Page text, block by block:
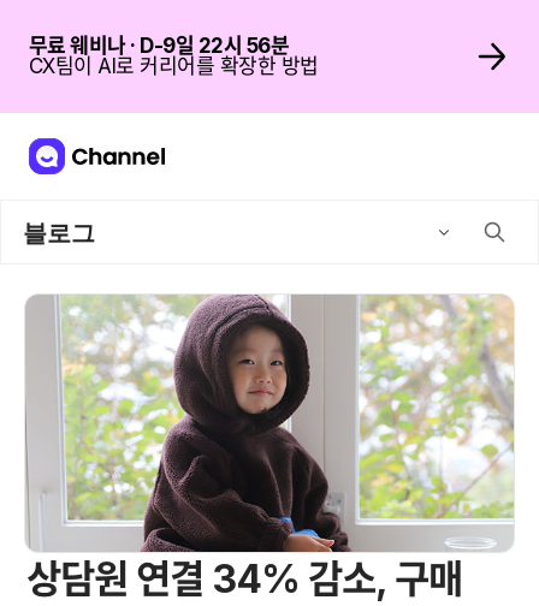
무료 웨비나 · D-9일 22시 56분
CX팀이 AI로 커리어를 확장한 방법
블로그
상담원 연결 34% 감소, 구매